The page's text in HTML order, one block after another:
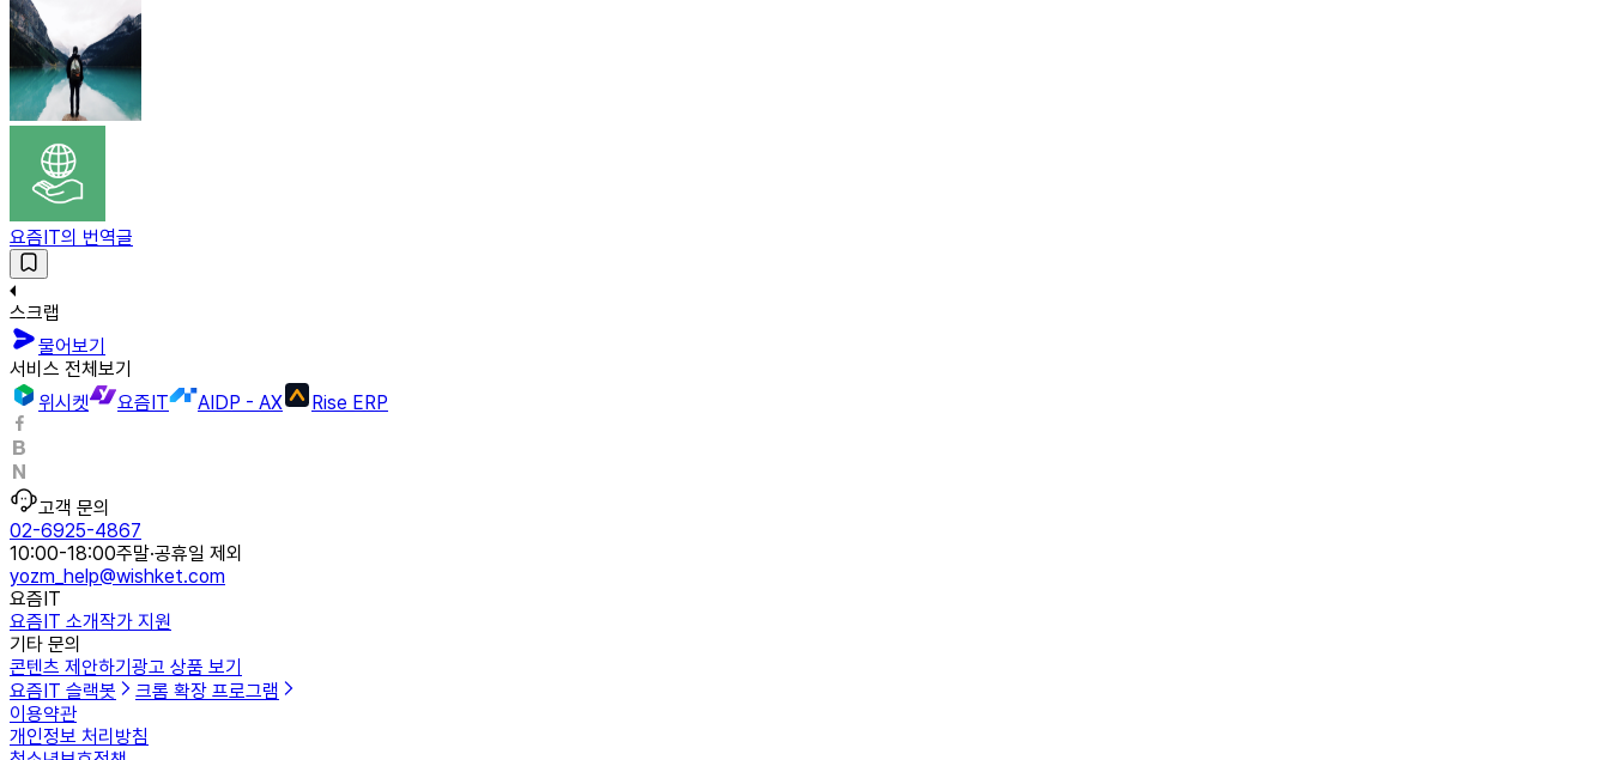
요즘IT의 번역글
스크랩
물어보기
서비스 전체보기
위시켓
요즘IT AIDP - AX Rise ERP
고객 문의
02-6925-4867
10:00-18:00주말·공휴일 제외
yozm_help@wishket.com
요즘IT
요즘IT 소개작가 지원
기타 문의
콘텐츠 제안하기 광고 상품 보기
요즘IT 슬랙봇
크롬 확장 프로그램
이용약관
개인정보 처리방침